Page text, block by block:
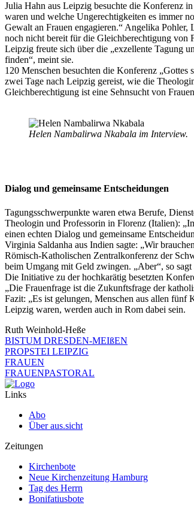
Julia Hahn aus Leipzig besuchte die Konferenz
waren und welche Ungerechtigkeiten es immer
Gewalt an Frauen engagieren.“ Angelika
noch nicht bereit für die Gleichberechtigung von
Leipzig freute sich über die „exzellente Tagung
finden“, meint sie.
120 Menschen besuchten die Konferenz
zwei Tage nach Leipzig gereist, wie die
Gleichberechtigung ist eine Sehnsucht von
Helen Nambalirwa Nkabala im Interview.
Dialog und gemeinsame Entscheidungen
Tagungsschwerpunkte waren etwa Berufe,
Theologin und Professorin in Florenz (Italien):
einen echten Dialog und gemeinsame
Virginia Saldanha aus Indien sagte: „Wir
Römisch-Katholischen Zentralkonferenz der
beim Umgang mit Geld zwingen. „Aber“, so
Die Initiative zu der hochkarätig besetzten
„Die Frauenfrage ist die Zukunftsfrage der
Fazit: „Es ist gelungen, Menschen aus allen
Leipzig waren, werden auch in Rom dabei sein.
Ruth Weinhold-Heße
BISTUM DRESDEN-MEIßEN
PROPSTEI LEIPZIG
FRAUEN
FRAUENPASTORAL
Links
Abo
Über aus.sicht
Zeitungen
Kirchenbote
Neue Kirchenzeitung Hamburg
Tag des Herrn
Bonifatiusbote